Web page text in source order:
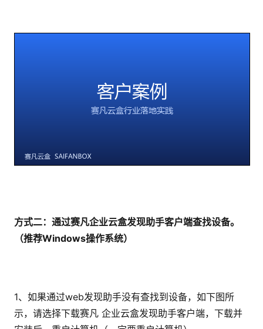
方式二：通过赛凡企业云盒发现助手客户端查找设备。
（推荐Windows操作系统）
1、如果通过web发现助手没有查找到设备，如下图所
示，请选择下载赛凡 企业云盒发现助手客户端，下载并